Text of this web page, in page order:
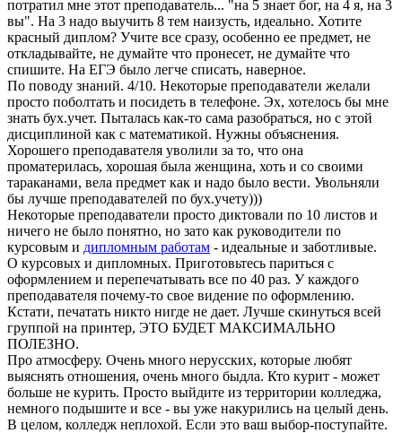
потратил мне этот преподаватель... "на 5 знает бог, на 4 я, на 3
вы". На 3 надо выучить 8 тем наизусть, идеально. Хотите
красный диплом? Учите все сразу, особенно ее предмет, не
откладывайте, не думайте что пронесет, не думайте что
спишите. На ЕГЭ было легче списать, наверное.
По поводу знаний. 4/10. Некоторые преподаватели желали
просто поболтать и посидеть в телефоне. Эх, хотелось бы мне
знать бух.учет. Пыталась как-то сама разобраться, но с этой
дисциплиной как с математикой. Нужны объяснения.
Хорошего преподавателя уволили за то, что она
проматерилась, хорошая была женщина, хоть и со своими
тараканами, вела предмет как и надо было вести. Увольняли
бы лучше преподавателей по бух.учету)))
Некоторые преподаватели просто диктовали по 10 листов и
ничего не было понятно, но зато как руководители по
курсовым и дипломным работам - идеальные и заботливые.
О курсовых и дипломных. Приготовьтесь париться с
оформлением и перепечатывать все по 40 раз. У каждого
преподавателя почему-то свое видение по оформлению.
Кстати, печатать никто нигде не дает. Лучше скинуться всей
группой на принтер, ЭТО БУДЕТ МАКСИМАЛЬНО
ПОЛЕЗНО.
Про атмосферу. Очень много нерусских, которые любят
выяснять отношения, очень много быдла. Кто курит - может
больше не курить. Просто выйдите из территории колледжа,
немного подышите и все - вы уже накурились на целый день.
В целом, колледж неплохой. Если это ваш выбор-поступайте.